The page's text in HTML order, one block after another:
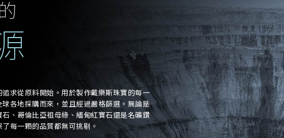
求從原料開始。用於製作戴樂斯珠寶的每一
各地採購而來，並且經過嚴格篩選。無論是
、哥倫比亞祖母綠、緬甸紅寶石還是名礦鑽
每一顆的品質都無可挑剔。
登記成為電訊會員
接收戴樂斯最新的產品資訊，活動訊息和行業情報。
姓
名
姓* 名*
地區 手機號碼* 電郵地址*
預約日期 預約時間